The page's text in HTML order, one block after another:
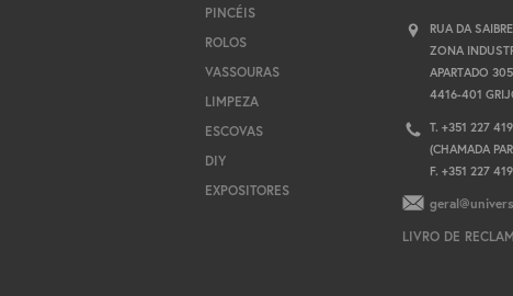
PINCÉIS
ROLOS
VASSOURAS
LIMPEZA
ESCOVAS
DIY
EXPOSITORES
RUA DA
ZONA
APARTADO 305
4416-401
T. +351 227
(CHAMADA
F. +351 227
LIVRO DE